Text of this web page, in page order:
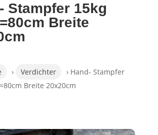
Stampfer 15kg
Breite
› Verdichter
› Hand- Stampfer
Breite 20x20cm